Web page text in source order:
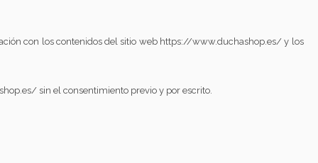
con los contenidos del sitio web https://www.duchashop.es/y los
sin el consentimiento previo y por escrito.